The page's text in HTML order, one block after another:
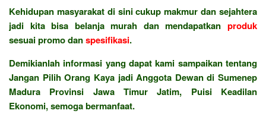
Kehidupan masyarakat di sini cukup makmur dan sejahtera
jadi kita bisa belanja murah dan mendapatkan produk
sesuai promo danspesifikasi.
Demikianlah informasi yang dapat kami sampaikan tentang
Jangan Pilih Orang Kaya jadi Anggota Dewan di Sumenep
Madura Provinsi Jawa Timur Jatim, Puisi Keadilan
Ekonomi, semoga bermanfaat.